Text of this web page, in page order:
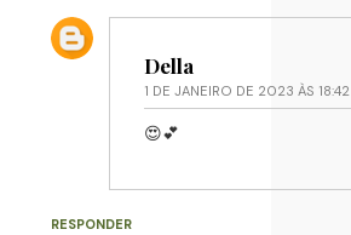
Della
1 DE JANEIRO DE 2023 ÀS 18:42
😍💕
RESPONDER